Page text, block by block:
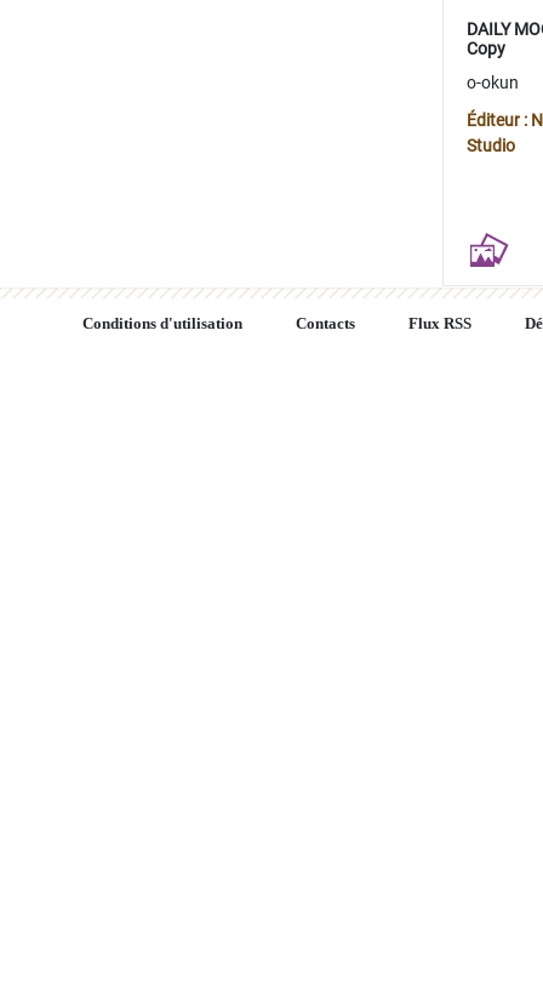
DAILY
Copy
o-okun
Éditeur :
Studio
Conditions d'utilisation Contacts Flux RSS